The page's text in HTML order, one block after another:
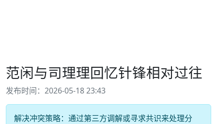
范闲与司理理回忆针锋相对过往
发布时间：2026-05-18 23:43
解决冲突策略：通过第三方调解或寻求共识来处理分